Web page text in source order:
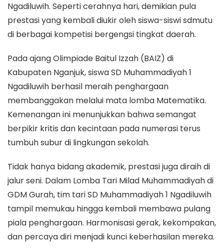
Ngadiluwih. Seperti cerahnya hari, demikian pula
prestasi yang kembali diukir oleh siswa-siswi sdmutu
di berbagai kompetisi bergengsi tingkat daerah.
Pada ajang Olimpiade Baitul Izzah (BAIZ) di
Kabupaten Nganjuk, siswa SD Muhammadiyah 1
Ngadiluwih berhasil meraih penghargaan
membanggakan melalui mata lomba Matematika.
Kemenangan ini menunjukkan bahwa semangat
berpikir kritis dan kecintaan pada numerasi terus
tumbuh subur di lingkungan sekolah.
Tidak hanya bidang akademik, prestasi juga diraih di
jalur seni. Dalam Lomba Tari Milad Muhammadiyah di
GDM Gurah, tim tari SD Muhammadiyah 1 Ngadiluwih
tampil memukau hingga kembali membawa pulang
piala penghargaan. Harmonisasi gerak, kekompakan,
dan percaya diri menjadi kunci keberhasilan mereka.